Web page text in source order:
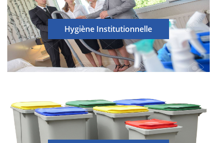
Hygiène Institutionnelle